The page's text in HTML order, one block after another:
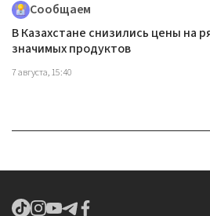
Сообщаем
В Казахстане снизились цены на
значимых продуктов
7 августа, 15:40